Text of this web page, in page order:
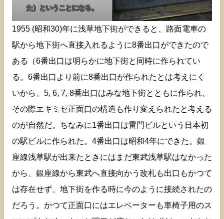
た）ということになる。
1955 (昭和30)年に浅草地下街ができると、路面電車の
駅から地下街へ直接入れるように8番出口ができたので
ある（6番出口は明らかに地下街と同時に作られてい
る。6番出口より前に8番出口が作られたとは考えにく
いから、5, 6, 7, 8番出口はみな地下街とともに作られ、
その際エキミセ正面口の構造も作り変えられたと考える
のが自然だ。ちなみに1番出口は雷門ビルという日本初
の駅ビルに作られた。4番出口は昭和4年にできた。銀
座線浅草駅が出来たときにはまだ東武浅草駅はなかった
から、銀座線から東武へ直接向かう改札も出口もかつて
は存在せず、地下街を作る時に今のように接続されたの
だろう。かつて正面口にはエレベーターも車椅子用のス